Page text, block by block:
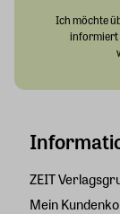
ZEIT
Mein
Ich möchte
informiert